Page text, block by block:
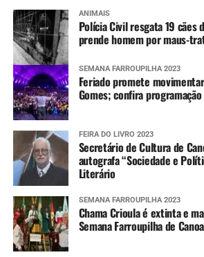
ANIMAIS
Polícia Civil resgata 19 cães
prende homem por maus-
SEMANA FARROUPILHA 2023
Feriado promete
Gomes; confira
FEIRA DO LIVRO 2023
Secretário de Cultura de
autografa “Sociedade e
Literário
SEMANA FARROUPILHA 2023
Chama Crioula é extinta e
Semana Farroupilha de